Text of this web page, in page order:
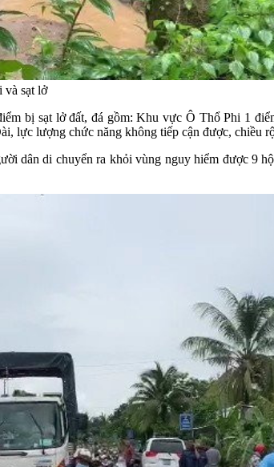
và sạt lở
bị sạt lở đất, đá gồm: Khu vực Ô Thổ Phi 1
lực lượng chức năng không tiếp cận được, chiều
dân di chuyển ra khỏi vùng nguy hiểm được 9